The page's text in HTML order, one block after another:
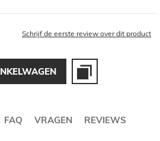
Schrijf de eerste review over dit product
FAQ VRAGEN REVIEWS